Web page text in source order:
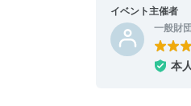
イベント主催者
一般財
本